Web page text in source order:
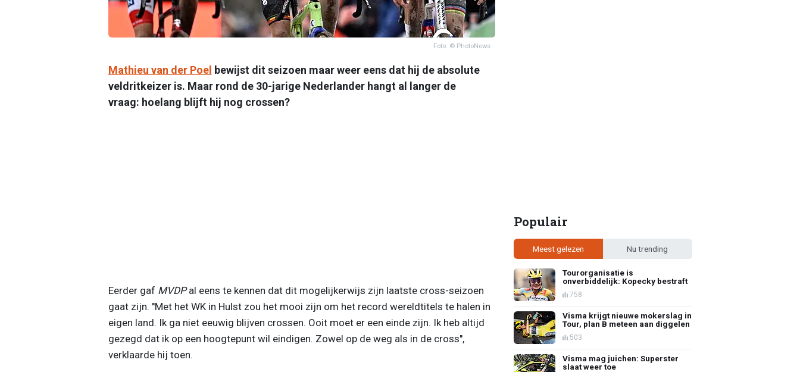
Foto: © PhotoNews
Mathieu van der Poel bewijst dit seizoen maar weer eens dat hij de absolute
veldritkeizer is. Maar rond de 30-jarige Nederlander hangt al langer de
vraag: hoelang blijft hij nog crossen?
Eerder gaf MVDPal eens te kennen dat dit mogelijkerwijs zijn laatste cross-seizoen
gaat zijn. ''Met het WK in Hulst zou het mooi zijn om het record wereldtitels te halen in
eigen land. Ik ga niet eeuwig blijven crossen. Ooit moet er een einde zijn. Ik heb altijd
gezegd dat ik op een hoogtepunt wil eindigen. Zowel op de weg als in de cross'',
verklaarde hij toen.
Populair
Meest gelezen Nu trending
Tourorganisatie is
onverbiddelijk: Kopecky bestraft
758
Visma krijgt nieuwe mokerslag in
Tour, plan B meteen aan diggelen
503
Visma mag juichen: Superster
slaat weer toe